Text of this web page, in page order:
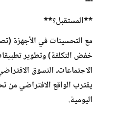
**المستقبل؟**
مع التحسينات في الأجهزة
خفض التكلفة) وتطوير
الاجتماعات، التسوق
يقترب الواقع الافتراضي من
اليومية.